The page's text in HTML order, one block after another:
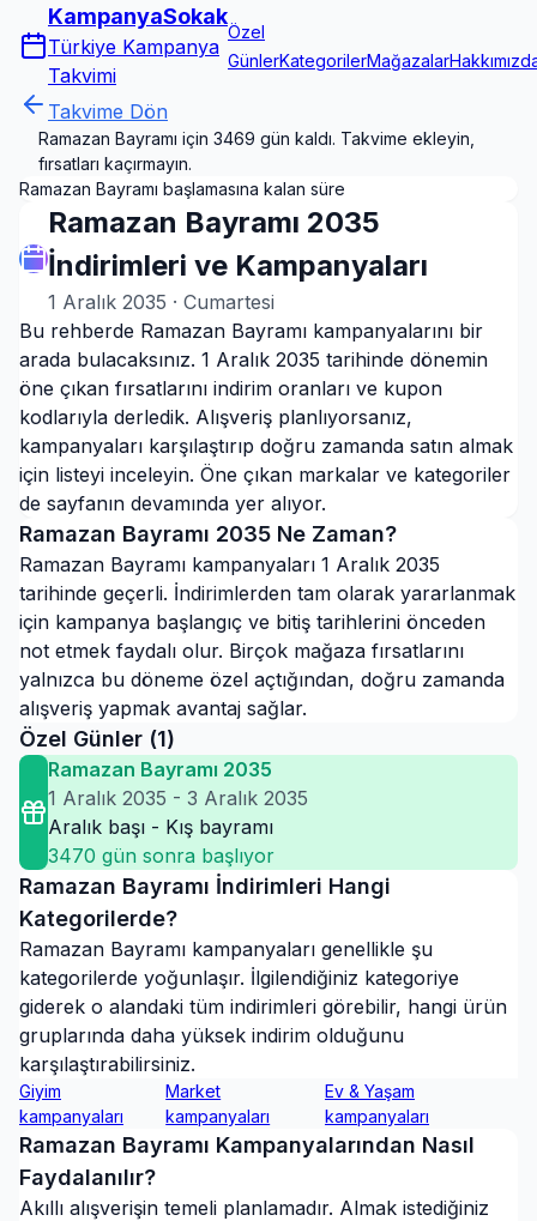
KampanyaSokak
Türkiye Kampanya
Takvimi
Özel
GünlerKategorilerMağazalar
Takvime Dön
Ramazan Bayramı için 3469 gün kaldı. Takvime ekleyin,
fırsatları kaçırmayın.
Ramazan Bayramı başlamasına kalan süre
Ramazan Bayramı 2035
İndirimleri ve Kampanyaları
1 Aralık 2035 · Cumartesi
Bu rehberde Ramazan Bayramı kampanyalarını bir
arada bulacaksınız. 1 Aralık 2035 tarihinde dönemin
öne çıkan fırsatlarını indirim oranları ve kupon
kodlarıyla derledik. Alışveriş planlıyorsanız,
kampanyaları karşılaştırıp doğru zamanda satın almak
için listeyi inceleyin. Öne çıkan markalar ve kategoriler
de sayfanın devamında yer alıyor.
Ramazan Bayramı 2035 Ne Zaman?
Ramazan Bayramı kampanyaları 1 Aralık 2035
tarihinde geçerli. İndirimlerden tam olarak yararlanmak
için kampanya başlangıç ve bitiş tarihlerini önceden
not etmek faydalı olur. Birçok mağaza fırsatlarını
yalnızca bu döneme özel açtığından, doğru zamanda
alışveriş yapmak avantaj sağlar.
Özel Günler (1)
Ramazan Bayramı 2035
1 Aralık 2035 - 3 Aralık 2035
Aralık başı - Kış bayramı
3470 gün sonra başlıyor
Ramazan Bayramı İndirimleri Hangi
Kategorilerde?
Ramazan Bayramı kampanyaları genellikle şu
kategorilerde yoğunlaşır. İlgilendiğiniz kategoriye
giderek o alandaki tüm indirimleri görebilir, hangi ürün
gruplarında daha yüksek indirim olduğunu
karşılaştırabilirsiniz.
Giyim
kampanyaları
Market
kampanyaları
Ev & Yaşam
kampanyaları
Ramazan Bayramı Kampanyalarından Nasıl
Faydalanılır?
Akıllı alışverişin temeli planlamadır. Almak istediğiniz